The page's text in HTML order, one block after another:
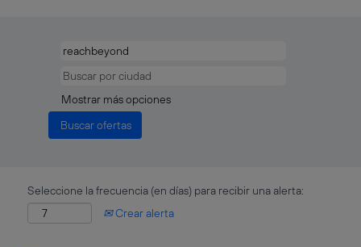
Mostrar más opciones
Seleccione la frecuencia (en días) para recibir una alerta:
Crear alerta